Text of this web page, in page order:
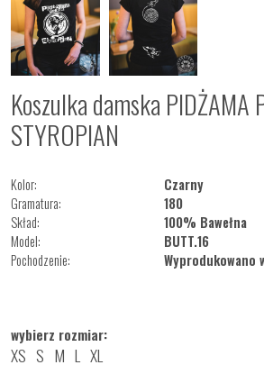
Koszulka damska PIDŻAMA
STYROPIAN
Kolor:
Czarny
Gramatura:
180
Skład:
100% Bawełna
Model:
BUTT.16
Pochodzenie:
Wyprodukowano
wybierz rozmiar:
XS S M L XL